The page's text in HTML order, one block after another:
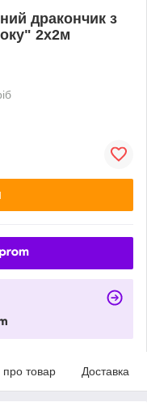
дракончик з
2х2м
про товар Доставка